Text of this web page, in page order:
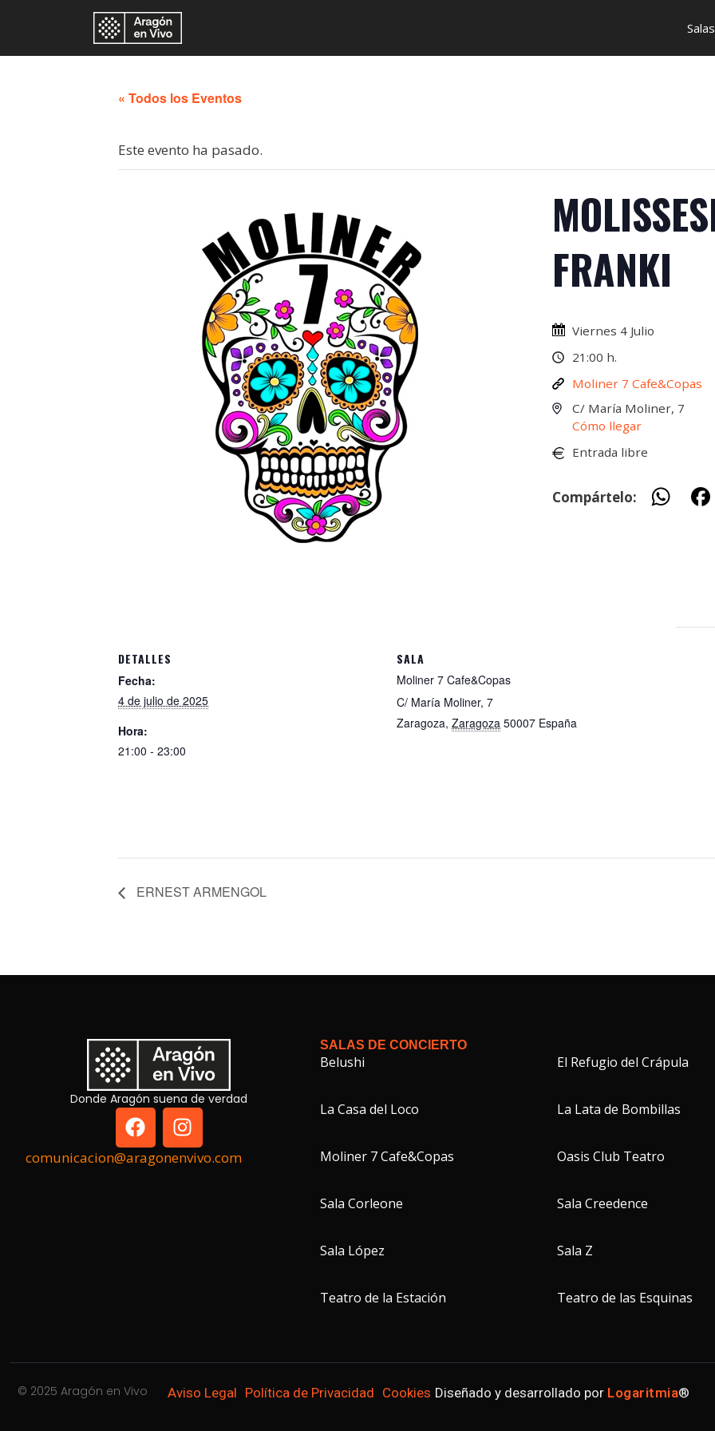
Salas
« Todos los Eventos
Este evento ha pasado.
FRANKI
Viernes 4 Julio
21:00 h.
Moliner 7 Cafe&Copas
C/ María Moliner, 7
Cómo llegar
Entrada libre
Compártelo: W
p
DETALLES
Fecha:
4 de julio de 2025
Hora:
21:00 - 23:00
SALA
Moliner 7 Cafe&Copas
C/ María Moliner, 7
Zaragoza, Zaragoza 50007 España
ERNEST ARMENGOL
Donde Aragón suena de verdad
comunicacion@aragonenvivo.com
SALAS DE CONCIERTO
Belushi El Refugio del Crápula
La Casa del Loco La Lata de Bombillas
Moliner 7 Cafe&Copas Oasis Club Teatro
Sala Corleone Sala Creedence
Sala López Sala Z
Teatro de la Estación Teatro de las Esquinas
© 2025 Aragón en Vivo Aviso Legal Política de Privacidad Cookies Diseñado y desarrollado por Logaritmia®